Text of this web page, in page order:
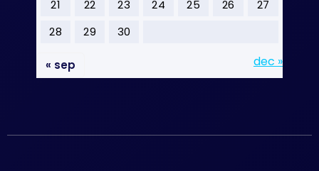
21
22 23 24 25 26
27
28
29 30
« sep dec »